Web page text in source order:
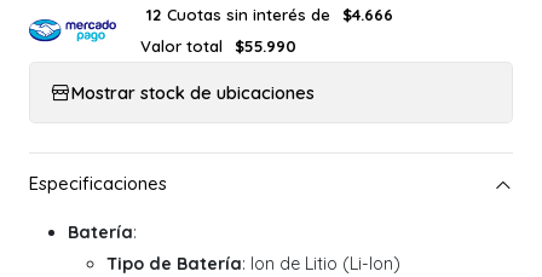
12 Cuotas sin interés de
$4.666
Valor total
$55.990
Mostrar stock de ubicaciones
Batería:
Tipo de Batería: Ion de Litio (Li-Ion)